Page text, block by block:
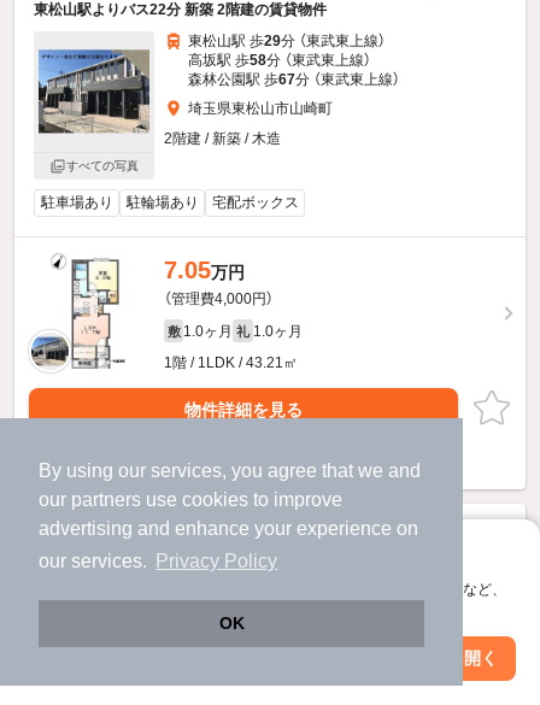
By using our services, you agree that we and
our partners use cookies to improve
advertising and enhance your experience on
our services.
Privacy Policy
OK
アプリに切り替えて、サクサクお部屋探し
会員登録なしですぐ使える。マップ検索やお気に入り保存など、
アプリを開く
東松山駅よりバス22分 新築 2階建の賃貸物件
すべての写真
東松山駅 歩29分 （東武東上線）
高坂駅 歩58分 （東武東上線）
森林公園駅 歩67分 （東武東上線）
埼玉県東松山市山崎町
2階建 / 新築 / 木造
駐車場あり 駐輪場あり 宅配ボックス
7.05万円
（管理費4,000円）
敷 1.0ヶ月 礼 1.0ヶ月
1階 / 1LDK / 43.21㎡
物件詳細を見る
絞り込み条件を変更